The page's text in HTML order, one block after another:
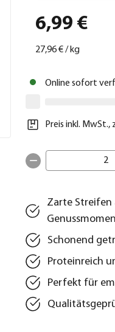
6,99 €
27,96 €/ kg
Online sofort
Preis inkl. MwSt.,
2
Zarte Streifen
Schonend
Proteinreich
Perfekt für